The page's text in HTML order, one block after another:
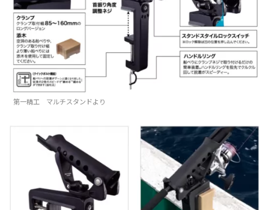
第一精工 マルチスタンドより